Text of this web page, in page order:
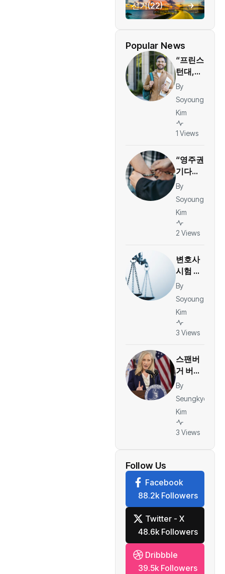
선거(22)
Popular News
“프린스
턴대,
링크드
인 선정
2026
미국 최
고 대학
어 경쟁
력 평
가”
By
Soyoung
Kim
1 Views
“영주권
기다리
던 한
인, JFK
공항서
체포…
ESTA
목 잡았
나”
By
Soyoung
Kim
2 Views
변호사
시험 중
쓰러진
한인 여
성, 호
프스트
라대 상
By
Soyoung
Kim
3 Views
스팬버
거 버지
니아 주
지사 “데
이터센
터 전력
비용, 주
절감 기
대
By
Seungkyo
Kim
3 Views
Follow Us
Facebook
88.2k Followers
Twitter - X
48.6k Followers
Dribbble
39.5k Followers